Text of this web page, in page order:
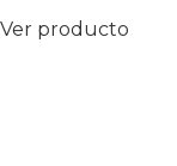
Ver producto